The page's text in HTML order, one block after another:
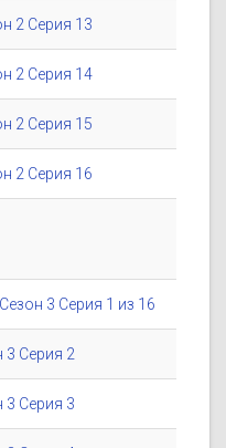
2 Серия 13
2 Серия 14
2 Серия 15
2 Серия 16
3 Серия 1 из 16
3 Серия 2
3 Серия 3